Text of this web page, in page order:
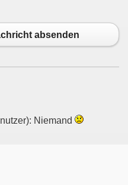
absenden
Niemand